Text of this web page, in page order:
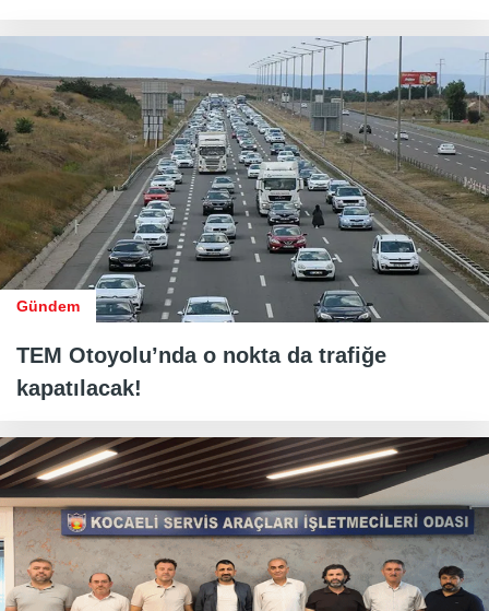
Gündem
TEM Otoyolu’nda o nokta da trafiğe
kapatılacak!